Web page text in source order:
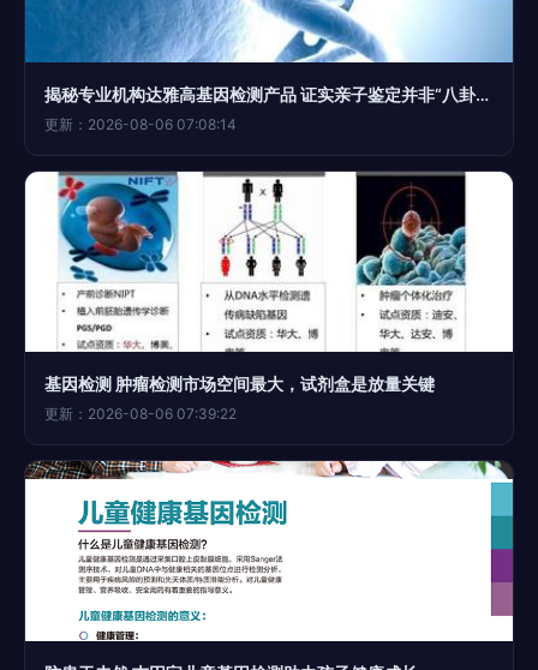
揭秘专业机构达雅高基因检测产品 证实亲子鉴定并非“八卦道具”，而是基因检测科技
更新：2026-08-06 07:08:14
基因检测 肿瘤检测市场空间最大，试剂盒是放量关键
更新：2026-08-06 07:39:22